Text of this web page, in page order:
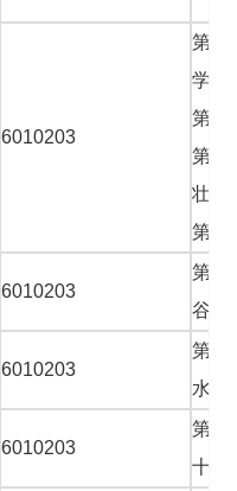
6010203
第
学的
第二
第
壮药
第五
6010203
第六
谷道
6010203
第七
水
6010203
第九
十